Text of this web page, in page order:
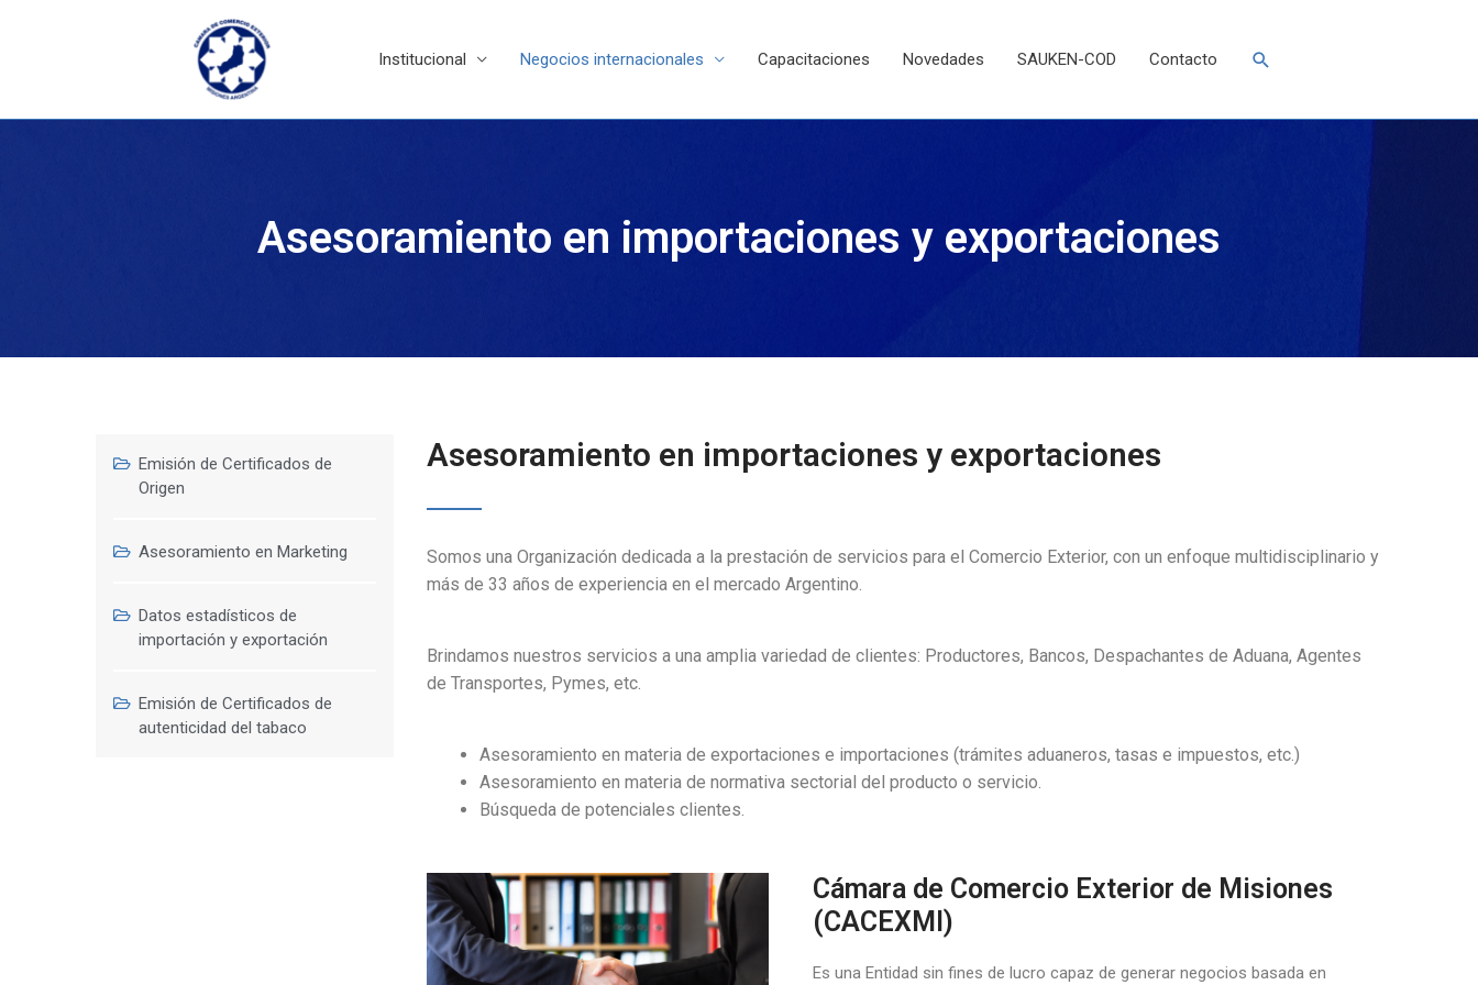
Institucional Negocios internacionales Capacitaciones Novedades SAUKEN-COD Contacto Buscar
Asesoramiento en importaciones y exportaciones
Emisión de Certificados de
Origen
Asesoramiento en Marketing
Datos estadísticos de
importación y exportación
Emisión de Certificados de
autenticidad del tabaco
Asesoramiento en importaciones y exportaciones
Somos una Organización dedicada a la prestación de servicios para el Comercio Exterior, con un enfoque multidisciplinario y
más de 33 años de experiencia en el mercado Argentino.
Brindamos nuestros servicios a una amplia variedad de clientes: Productores, Bancos, Despachantes de Aduana, Agentes
de Transportes, Pymes, etc.
Asesoramiento en materia de exportaciones e importaciones (trámites aduaneros, tasas e impuestos, etc.)
Asesoramiento en materia de normativa sectorial del producto o servicio.
Búsqueda de potenciales clientes.
Cámara de Comercio Exterior de Misiones
(CACEXMI)
Es una Entidad sin fines de lucro capaz de generar negocios basada en